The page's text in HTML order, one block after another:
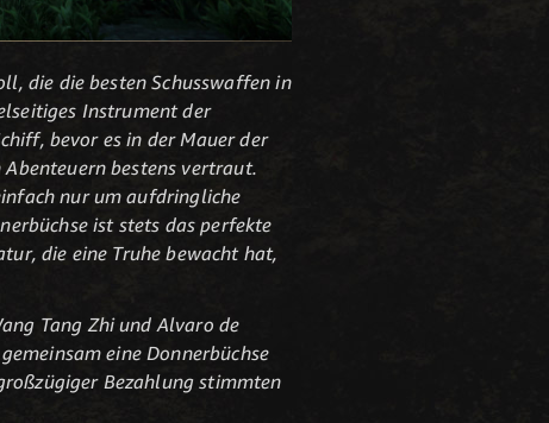
die die besten Schusswaffen in
Instrument der
bevor es in der Mauer der
bestens vertraut.
nur um aufdringliche
ist stets das perfekte
die eine Truhe bewacht hat,
Tang Zhi und Alvaro de
eine Donnerbüchse
Bezahlung stimmten